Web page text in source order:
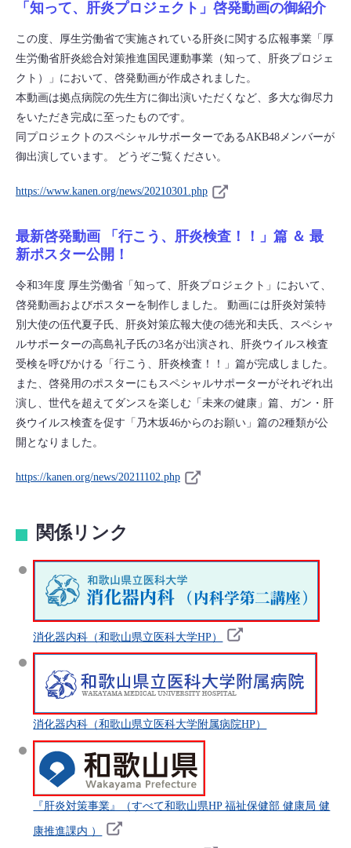
「知って、肝炎プロジェクト」啓発動画の御紹介
この度、厚生労働省で実施されている肝炎に関する広報事業「厚
生労働省肝炎総合対策推進国民運動事業（知って、肝炎プロジェ
クト）」において、啓発動画が作成されました。
本動画は拠点病院の先生方に御出演いただくなど、多大な御尽力
をいただき完成に至ったものです。
同プロジェクトのスペシャルサポーターであるAKB48メンバーが
御出演しています。 どうぞご覧ください。
https://www.kanen.org/news/20210301.php
最新啓発動画 「行こう、肝炎検査！！」篇 ＆ 最
新ポスター公開！
令和3年度 厚生労働省「知って、肝炎プロジェクト」において、
啓発動画およびポスターを制作しました。 動画には肝炎対策特
別大使の伍代夏子氏、肝炎対策広報大使の徳光和夫氏、スペシャ
ルサポーターの高島礼子氏の3名が出演され、肝炎ウイルス検査
受検を呼びかける「行こう、肝炎検査！！」篇が完成しました。
また、啓発用のポスターにもスペシャルサポーターがそれぞれ出
演し、世代を超えてダンスを楽しむ「未来の健康」篇、ガン・肝
炎ウイルス検査を促す「乃木坂46からのお願い」篇の2種類が公
開となりました。
https://kanen.org/news/20211102.php
関係リンク
消化器内科（和歌山県立医科大学HP）
消化器内科（和歌山県立医科大学附属病院HP）
『肝炎対策事業』（すべて和歌山県HP 福祉保健部 健康局 健
康推進課内 ）